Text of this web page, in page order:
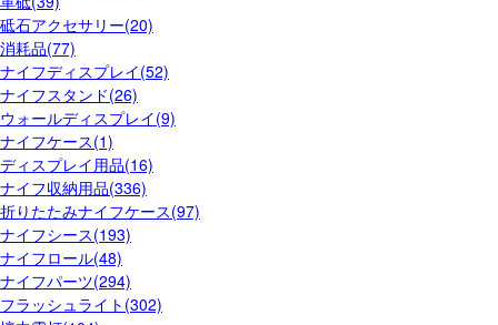
砥石アクセサリー(20)
消耗品(77)
ナイフディスプレイ(52)
ナイフスタンド(26)
ウォールディスプレイ(9)
ナイフケース(1)
ディスプレイ用品(16)
ナイフ収納用品(336)
折りたたみナイフケース(97)
ナイフシース(193)
ナイフロール(48)
ナイフパーツ(294)
フラッシュライト(302)